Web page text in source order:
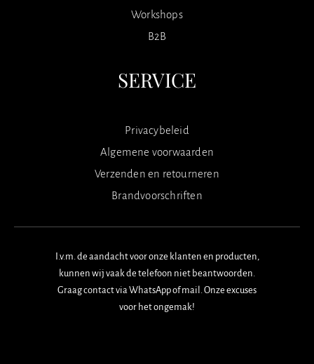
Workshops
B2B
SERVICE
Privacybeleid
Algemene voorwaarden
Verzenden en retourneren
Brandvoorschriften
I.v.m. de aandacht voor onze klanten en producten,
kunnen wij vaak de telefoon niet beantwoorden.
Graag contact via WhatsApp of mail. Onze excuses
voor het ongemak!